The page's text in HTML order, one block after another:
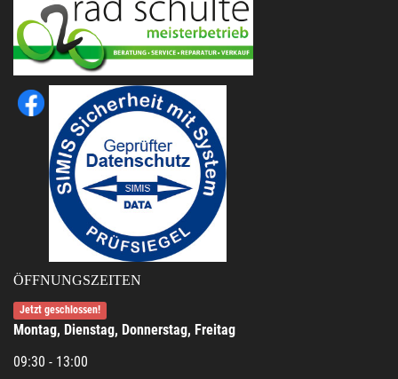
ÖFFNUNGSZEITEN
Jetzt geschlossen!
Montag, Dienstag, Donnerstag, Freitag
09:30 - 13:00